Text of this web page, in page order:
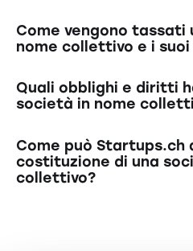
denominazione sociale,
obblighi di contribuzione
registrata e iscritta nel
I soci rispondono
solidalmente con tutto
significa che i creditori
anche al patrimonio
Come vengono tassati
nome collettivo e i suoi
Una società in nome
una società di persone
personalmente per i
non è soggetta a
Quali obblighi e diritti
società in nome
Gli soci hanno il dovere
sotto la responsabilità
le regole stabilite nello
Come può Startups.ch
costituzione di una
collettivo?